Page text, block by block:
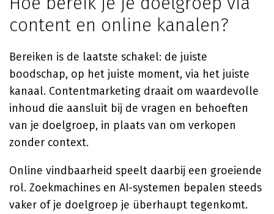
content en online kanalen?
Bereiken is de laatste schakel: de juiste
boodschap, op het juiste moment, via het juiste
kanaal. Contentmarketing draait om waardevolle
inhoud die aansluit bij de vragen en behoeften
van je doelgroep, in plaats van om verkopen
zonder context.
Online vindbaarheid speelt daarbij een groeiende
rol. Zoekmachines en AI-systemen bepalen steeds
vaker of je doelgroep je überhaupt tegenkomt.